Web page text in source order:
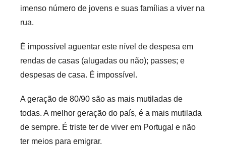
imenso número de jovens e suas famílias a viver na
rua.
É impossível aguentar este nível de despesa em
rendas de casas (alugadas ou não); passes; e
despesas de casa. É impossível.
A geração de 80/90 são as mais mutiladas de
todas. A melhor geração do país, é a mais mutilada
de sempre. É triste ter de viver em Portugal e não
ter meios para emigrar.